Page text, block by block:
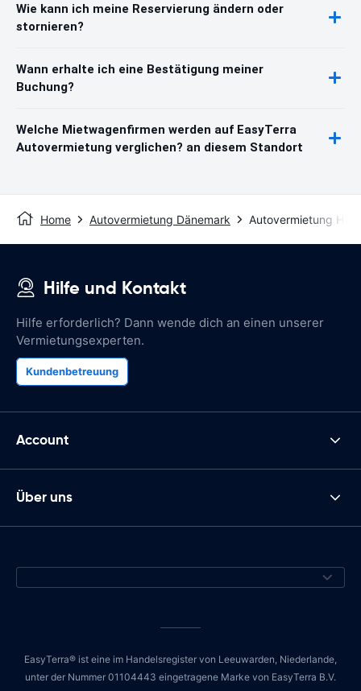
Wie kann ich meine Reservierung ändern oder
stornieren?
Wann erhalte ich eine Bestätigung meiner
Buchung?
Welche Mietwagenfirmen werden auf EasyTerra
Autovermietung verglichen? an diesem Standort
Home Autovermietung Dänemark Autovermietung
Hilfe und Kontakt
Hilfe erforderlich? Dann wende dich an einen unserer
Vermietungsexperten.
Kundenbetreuung
Account
Über uns
EasyTerra® ist eine im Handelsregister von Leeuwarden, Niederlande,
unter der Nummer 01104443 eingetragene Marke von EasyTerra B.V.